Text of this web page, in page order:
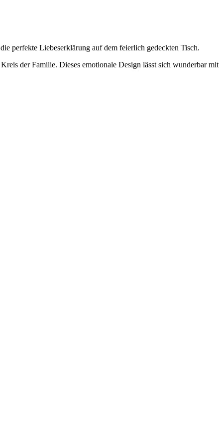
perfekte Liebeserklärung auf dem feierlich gedeckten Tisch.
der Familie. Dieses emotionale Design lässt sich wunderbar mit